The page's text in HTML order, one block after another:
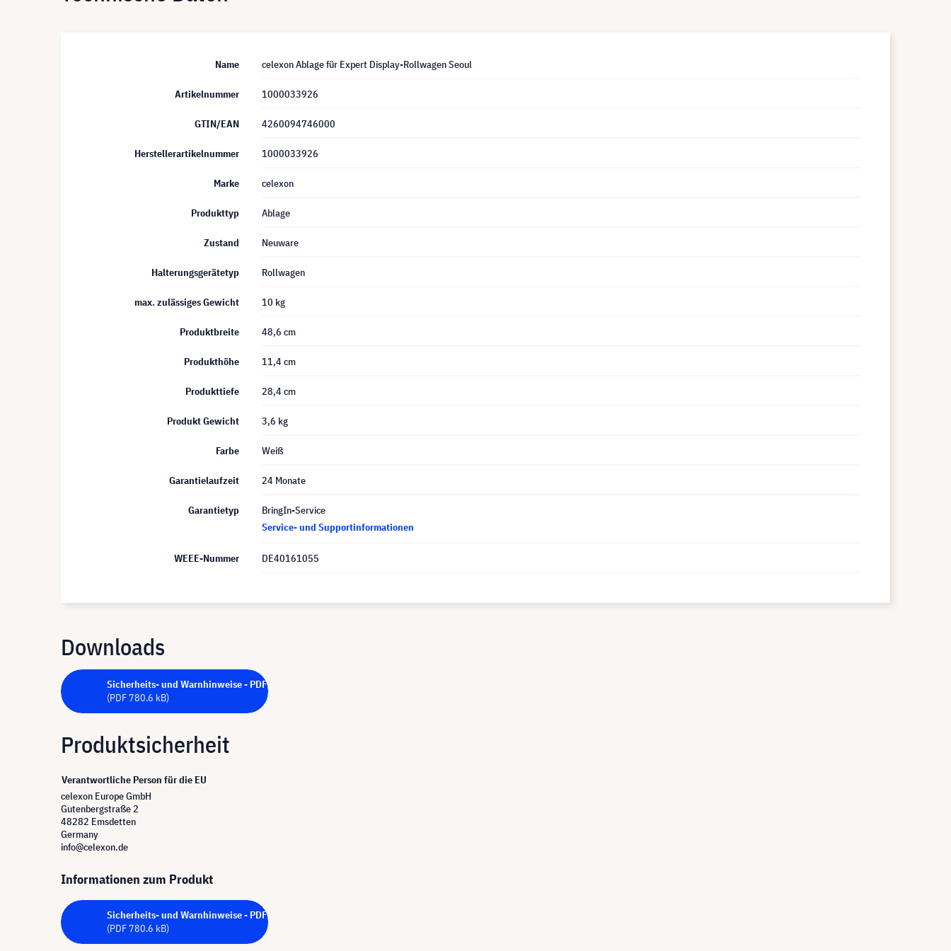
Name celexon Ablage für Expert Display-Rollwagen Seoul
Artikelnummer 1000033926
GTIN/EAN 4260094746000
Herstellerartikelnummer 1000033926
Marke celexon
Produkttyp Ablage
Zustand Neuware
Halterungsgerätetyp Rollwagen
max. zulässiges Gewicht 10 kg
Produktbreite 48,6 cm
Produkthöhe 11,4 cm
Produkttiefe 28,4 cm
Produkt Gewicht 3,6 kg
Farbe Weiß
Garantielaufzeit 24 Monate
Garantietyp
BringIn-Service
Service- und Supportinformationen
WEEE-Nummer DE40161055
Downloads
Sicherheits- und Warnhinweise - PDF
(PDF 780.6 kB)
Produktsicherheit
Verantwortliche Person für die EU
celexon Europe GmbH
Gutenbergstraße 2
48282 Emsdetten
Germany
info@celexon.de
Informationen zum Produkt
Sicherheits- und Warnhinweise - PDF
(PDF 780.6 kB)